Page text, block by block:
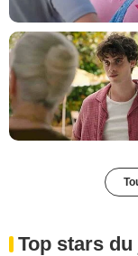
Top stars